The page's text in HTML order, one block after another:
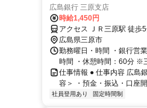
広島銀行 三原支店
時給1,450円
アクセス ＪＲ三原駅 徒歩
広島県三原市
勤務曜日・時間 ・銀行営
時間 ・休憩時間：60分 ※
仕事情報 ● 仕事内容 広島
容＞ ・預金・振込・口座
社員登用あり 固定時間制